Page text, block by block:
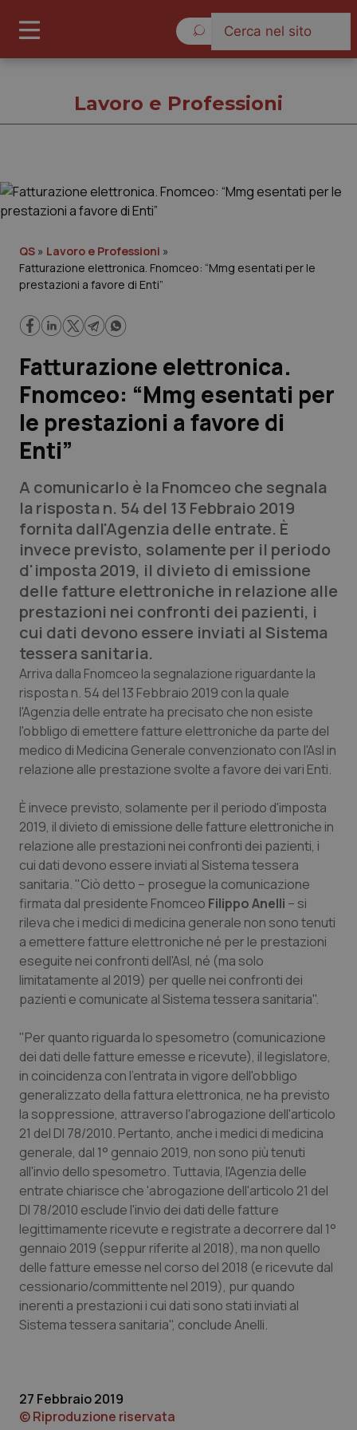
Governo e Parlamento
Regioni e Asl
Lavoro e Professioni
Scienza e Farmaci
Studi e Analisi
Lettere al direttore
Edizioni Regionali
QS Pro
Professionisti Sanitari.AI
Abruzzo
Basilicata
Calabria
Campania
Emilia-Romagna
Friuli Venezia Giulia
Lazio
Liguria
Lombardia
Molise
Piemonte
Provincia Autonoma di Bolzano
Provincia Autonoma di Trento
Puglia
Sardegna
Sicilia
Umbria
QS Pro Gold
Artrite & artrosi
Asma & BPCO
Car-T
Colesterolo & coronaropatie
Dermatite Atopica
Diabete & glucometri
Disturbi dell’umore
Dolore
Epatiti
HIV
Infezioni & Febbre
Ipertensione & Scompenso
Malattie rare
Malattia di Crohn & Rettocolite Ulcerosa
Neuroscienze & patologie neurodegenerative
Oftalmologia
QS Club Newsletter
Lavoro e Professioni
QS » Lavoro e Professioni »
Fatturazione elettronica. Fnomceo: “Mmg esentati per le
prestazioni a favore di Enti”
Fatturazione elettronica.
Fnomceo: “Mmg esentati per
le prestazioni a favore di
Enti”
A comunicarlo è la Fnomceo che segnala
la risposta n. 54 del 13 Febbraio 2019
fornita dall'Agenzia delle entrate. È
invece previsto, solamente per il periodo
d'imposta 2019, il divieto di emissione
delle fatture elettroniche in relazione alle
prestazioni nei confronti dei pazienti, i
cui dati devono essere inviati al Sistema
tessera sanitaria.
Arriva dalla Fnomceo la segnalazione riguardante la
risposta n. 54 del 13 Febbraio 2019 con la quale
l'Agenzia delle entrate ha precisato che non esiste
l'obbligo di emettere fatture elettroniche da parte del
medico di Medicina Generale convenzionato con l'Asl in
relazione alle prestazione svolte a favore dei vari Enti.
È invece previsto, solamente per il periodo d'imposta
2019, il divieto di emissione delle fatture elettroniche in
relazione alle prestazioni nei confronti dei pazienti, i
cui dati devono essere inviati al Sistema tessera
sanitaria. "Ciò detto – prosegue la comunicazione
firmata dal presidente Fnomceo Filippo Anelli – si
rileva che i medici di medicina generale non sono tenuti
a emettere fatture elettroniche né per le prestazioni
eseguite nei confronti dell'Asl, né (ma solo
limitatamente al 2019) per quelle nei confronti dei
pazienti e comunicate al Sistema tessera sanitaria".
"Per quanto riguarda lo spesometro (comunicazione
dei dati delle fatture emesse e ricevute), il legislatore,
in coincidenza con l'entrata in vigore dell'obbligo
generalizzato della fattura elettronica, ne ha previsto
la soppressione, attraverso l'abrogazione dell'articolo
21 del Dl 78/2010. Pertanto, anche i medici di medicina
generale, dal 1° gennaio 2019, non sono più tenuti
all'invio dello spesometro. Tuttavia, l'Agenzia delle
entrate chiarisce che 'abrogazione dell'articolo 21 del
Dl 78/2010 esclude l'invio dei dati delle fatture
legittimamente ricevute e registrate a decorrere dal 1°
gennaio 2019 (seppur riferite al 2018), ma non quello
delle fatture emesse nel corso del 2018 (e ricevute dal
cessionario/committente nel 2019), pur quando
inerenti a prestazioni i cui dati sono stati inviati al
Sistema tessera sanitaria", conclude Anelli.
27 Febbraio 2019
© Riproduzione riservata